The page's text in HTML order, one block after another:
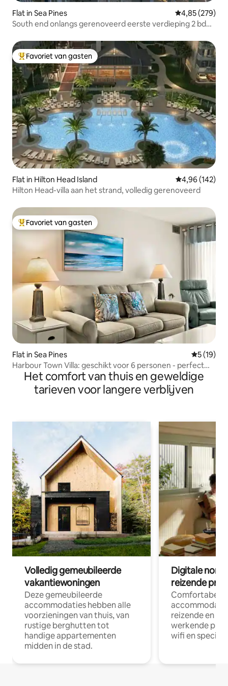
Flat in Sea Pines Gemiddelde
4,85 (279)
South end onlangs gerenoveerd eerste verdieping 2 bd
Topfavoriet van gasten
Favoriet van gasten
Flat in Hilton Head Island Gemiddelde
4,96 (142)
Hilton Head-villa aan het strand, volledig gerenoveerd
Topfavoriet van gasten
Favoriet van gasten
Flat in Sea Pines
5 (19)
Harbour Town Villa: geschikt voor 6 personen - perfect
voor gezinnen
Het comfort van thuis en geweldige
tarieven voor langere verblijven
Volledig gemeubileerde
vakantiewoningen
Deze gemeubileerde
accommodaties hebben alle
voorzieningen van thuis, van
rustige berghutten tot
handige appartementen
midden in de stad.
Digitale
reizende
Comfortabele
reizende en
werkende
wifi en